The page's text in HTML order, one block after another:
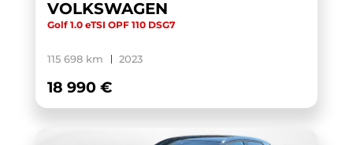
VOLKSWAGEN
Golf 1.0 eTSI OPF 110 DSG7
115 698 km 2023
18 990 €